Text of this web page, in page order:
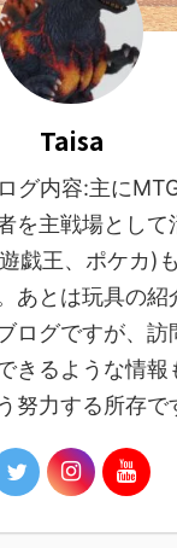
Taisa
グ内容:主に
を主戦場として
戯王、ポケカ)
あとは玩具の紹
ログですが、訪
きるような情報
努力する所存で